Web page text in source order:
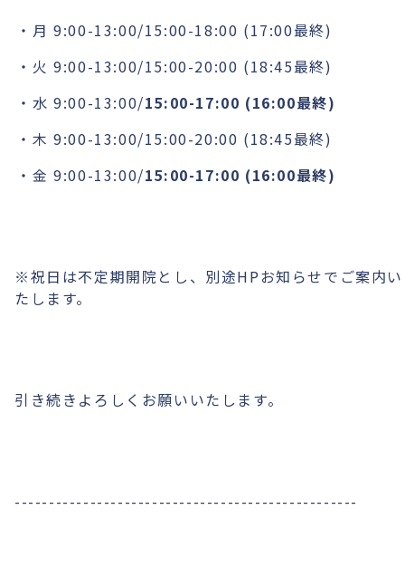
月 9:00-13:00/15:00-18:00 (17:00最終)
火 9:00-13:00/15:00-20:00 (18:45最終)
水 9:00-13:00/15:00-17:00 (16:00最終)
木 9:00-13:00/15:00-20:00 (18:45最終)
金 9:00-13:00/15:00-17:00 (16:00最終)
※祝日は不定期開院とし、別途HPお知らせでご案内い
たします。
引き続きよろしくお願いいたします。
--------------------------------------------------